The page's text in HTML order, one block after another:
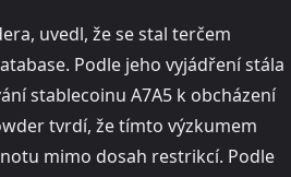
uvedl, že se stal terčem
Podle jeho vyjádření stála
stablecoinu A7A5 k obcházení
tvrdí, že tímto výzkumem
mimo dosah restrikcí. Podle